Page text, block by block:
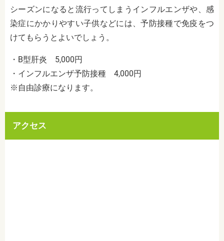
シーズンになると流行ってしまうインフルエンザや、感
染症にかかりやすい子供などには、予防接種で免疫をつ
けてもらうとよいでしょう。
・ B型肝炎 5,000円
・インフルエンザ予防接種 4,000円
※自由診療になります。
アクセス